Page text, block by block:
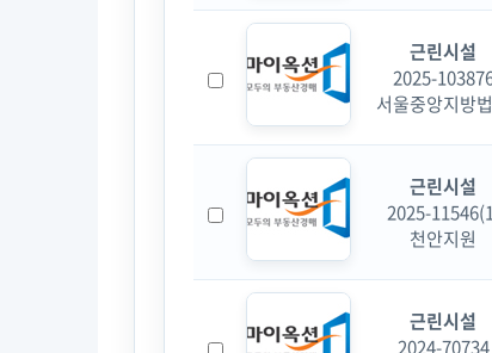
근린시설
2025-
서울중앙지방
근린시설
2025-
천안지원
근린시설
2024-70734